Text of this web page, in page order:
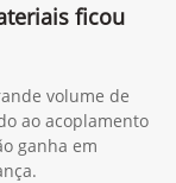
ficou
volume de
ao acoplamento
ganha em